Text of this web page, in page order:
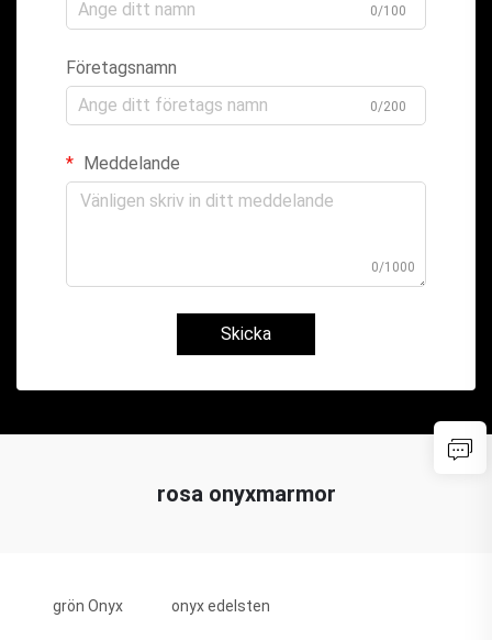
0/100
Företagsnamn
0/200
Meddelande
0/1000
Skicka
rosa onyxmarmor
grön Onyx onyx edelsten